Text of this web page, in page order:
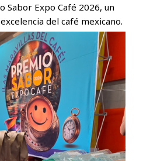
Sabor Expo Café 2026, un
del café mexicano.